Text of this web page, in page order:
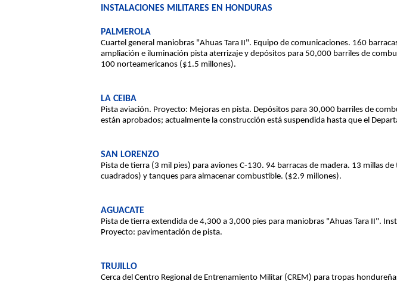
INSTALACIONES MILITARES EN HONDURAS
PALMEROLA
Cuartel general maniobras "Ahuas Tara II". Equipo de comunicaciones. 160
ampliación e iluminación pista aterrizaje y depósitos para 50,000 barriles de
100 norteamericanos ($1.5 millones).
LA CEIBA
Pista aviación. Proyecto: Mejoras en pista. Depósitos para 30,000 barriles de
están aprobados; actualmente la construcción está suspendida hasta que el
SAN LORENZO
Pista de tierra (3 mil pies) para aviones C-130. 94 barracas de madera. 13 millas
cuadrados) y tanques para almacenar combustible. ($2.9 millones).
AGUACATE
Pista de tierra extendida de 4,300 a 3,000 pies para maniobras "Ahuas Tara II".
Proyecto: pavimentación de pista.
TRUJILLO
Cerca del Centro Regional de Entrenamiento Militar (CREM) para tropas